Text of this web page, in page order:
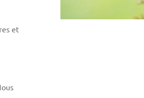
et